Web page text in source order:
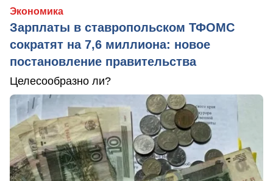
Экономика
Зарплаты в ставропольском ТФОМС
сократят на 7,6 миллиона: новое
постановление правительства
Целесообразно ли?